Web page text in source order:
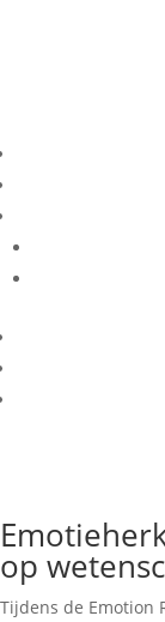
op
Tijdens de Emotion